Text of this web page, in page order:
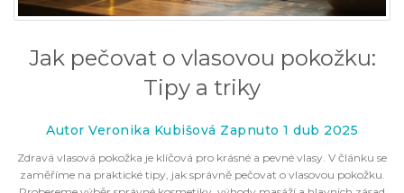
Jak pečovat o vlasovou pokožku:
Tipy a triky
Autor Veronika Kubišová Zapnuto 1 dub 2025
Zdravá vlasová pokožka je klíčová pro krásné a pevné vlasy. V článku se
zaměříme na praktické tipy, jak správně pečovat o vlasovou pokožku.